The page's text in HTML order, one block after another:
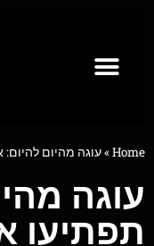
Home
»עוגה מהיום
עוגה
תפתיעו